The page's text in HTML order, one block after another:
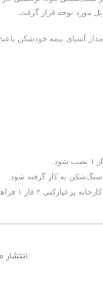
مورد توجه قرار گرفت.
آسیای نیمه خودشکن
به کار گرفته شود.
انتشار